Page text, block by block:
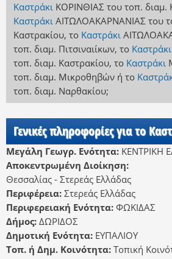
Καστράκι ΚΟΡΙΝΘΙΑΣ του τοπ. διαμ.
Καστράκι ΑΙΤΩΛΟΑΚΑΡΝΑΝΙΑΣ του
Καστρακίου, το Καστράκι
τοπ. διαμ. Πιτσιναιίκων, το Καστράκι
τοπ. διαμ. Καστρακίου, το Καστράκι
τοπ. διαμ. Μικροθηβώνή το
τοπ. διαμ. Ναρθακίου;
Γενικές πληροφορίες για το
Μεγάλη Γεωγρ. Ενότητα: ΚΕΝΤΡΙΚΗ
Αποκεντρωμένη Διοίκηση:
Θεσσαλίας - Στερεάς Ελλάδας
Περιφέρεια: Στερεάς Ελλάδας
Περιφερειακή Ενότητα: ΦΩΚΙΔΑΣ
Δήμος: ΔΩΡΙΔΟΣ
Δημοτική Ενότητα: ΕΥΠΑΛΙΟΥ
Τοπ. ή Δημ. Κοινότητα: Τοπική